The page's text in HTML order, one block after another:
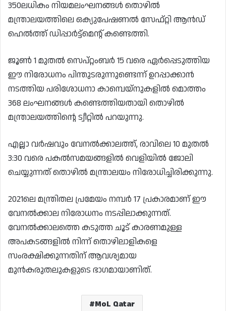
350ലധികം നിയമലംഘനങ്ങൾ തൊഴിൽ
മന്ത്രാലയത്തിലെ ഒക്യുപേഷണൽ സേഫ്റ്റി ആൻഡ്
ഹെൽത്ത് ഡിപ്പാർട്ട്‌മെൻ്റ് കണ്ടെത്തി.
ജൂൺ 1 മുതൽ സെപ്റ്റംബർ 15 വരെ ഏർപ്പെടുത്തിയ
ഈ നിരോധനം പിന്തുടരുന്നുണ്ടെന്ന് ഉറപ്പാക്കാൻ
നടത്തിയ പരിശോധനാ കാമ്പെയ്‌നുകളിൽ മൊത്തം
368 ലംഘനങ്ങൾ കണ്ടെത്തിയതായി തൊഴിൽ
മന്ത്രാലയത്തിൻ്റെ ട്വീറ്റിൽ പറയുന്നു.
എല്ലാ വർഷവും വേനൽക്കാലത്ത്, രാവിലെ 10 മുതൽ
3:30 വരെ പകൽസമയങ്ങളിൽ വെളിയിൽ ജോലി
ചെയ്യുന്നത് തൊഴിൽ മന്ത്രാലയം നിരോധിച്ചിരിക്കുന്നു.
2021ലെ മന്ത്രിതല പ്രമേയം നമ്പർ 17 പ്രകാരമാണ് ഈ
വേനൽക്കാല നിരോധനം നടപ്പിലാക്കുന്നത്.
വേനൽക്കാലത്തെ കടുത്ത ചൂട് കാരണമുള്ള
അപകടങ്ങളിൽ നിന്ന് തൊഴിലാളികളെ
സംരക്ഷിക്കുന്നതിന് ആവശ്യമായ
മുൻകരുതലുകളുടെ ഭാഗമായാണിത്.
MoL Qatar